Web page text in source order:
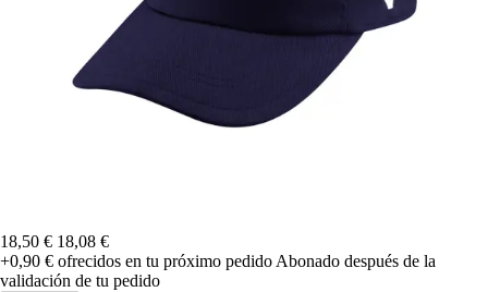
18,50 € 18,08 €
+0,90 € ofrecidos en tu próximo pedido Abonado después de la
validación de tu pedido